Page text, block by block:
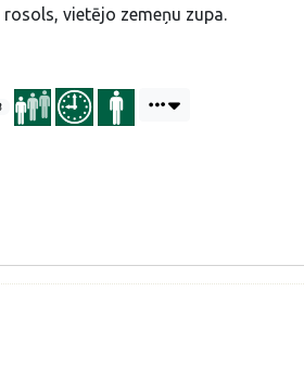
rosols, vietējo zemeņu zupa.